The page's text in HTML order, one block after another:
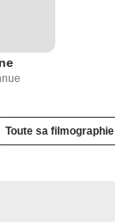
Toute sa filmographie